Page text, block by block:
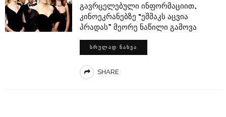
გავრცელებული ინფორმაციით,
კინოეკრანებზე “ეშმაკს აცვია
პრადას” მეორე ნაწილი გამოვა
ᲡᲠᲣᲚᲐᲓ ᲜᲐᲮᲕᲐ
SHARE